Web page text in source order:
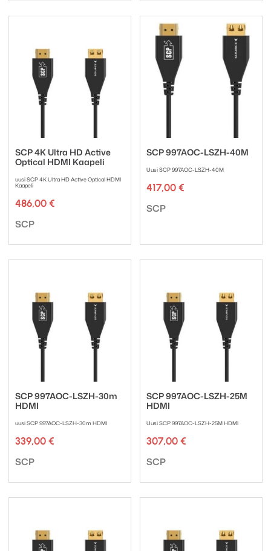
SCP 4K Ultra HD Active
Optical HDMI Kaapeli
uusi SCP 4K Ultra HD Active Optical HDMI
Kaapeli
486,00 €
Tuotemerkki:
SCP
SCP 997AOC-LSZH-40M
Uusi SCP 997AOC-LSZH-40M
417,00 €
Tuotemerkki:
SCP
SCP 997AOC-LSZH-30m
HDMI
uusi SCP 997AOC-LSZH-30m HDMI
339,00 €
Tuotemerkki:
SCP
SCP 997AOC-LSZH-25M
HDMI
Uusi SCP 997AOC-LSZH-25M HDMI
307,00 €
Tuotemerkki:
SCP